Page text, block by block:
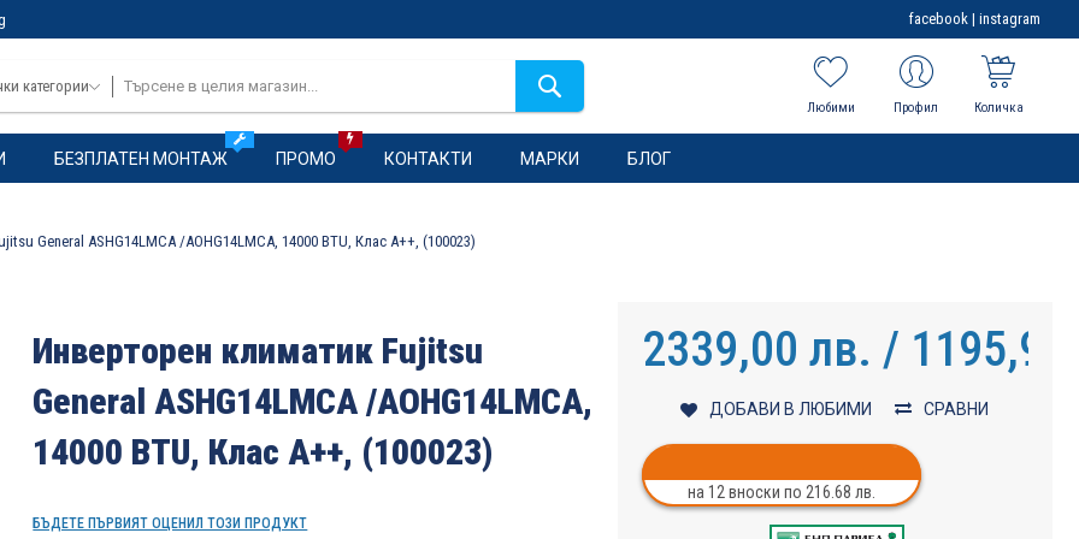
facebook | instagram
категории
Любими Профил Количка
БЕЗПЛАТЕН МОНТАЖ ПРОМО КОНТАКТИ МАРКИ БЛОГ
General ASHG14LMCA /AOHG14LMCA, 14000 BTU, Клас A++, (100023)
Инверторен климатик Fujitsu
General ASHG14LMCA /AOHG14LMCA,
14000 BTU, Клас A++, (100023)
БЪДЕТЕ ПЪРВИЯТ ОЦЕНИЛ ТОЗИ ПРОДУКТ
2339,00 лв. / 1195,91
ДОБАВИ В ЛЮБИМИ СРАВНИ
на 12 вноски по 216.68 лв.